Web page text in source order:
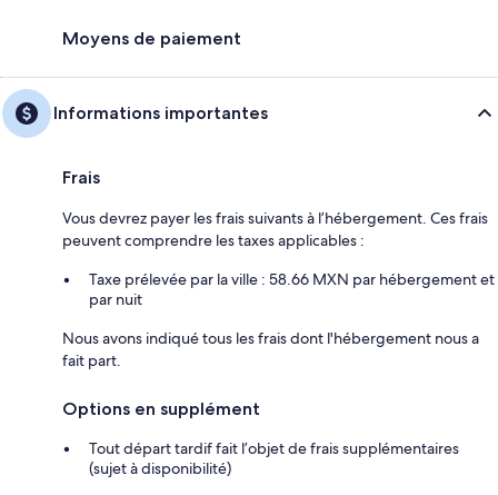
Moyens de paiement
Informations importantes
Frais
Vous devrez payer les frais suivants à l’hébergement. Ces frais
peuvent comprendre les taxes applicables :
Taxe prélevée par la ville : 58.66 MXN par hébergement et
par nuit
Nous avons indiqué tous les frais dont l'hébergement nous a
fait part.
Options en supplément
Tout départ tardif fait l’objet de frais supplémentaires
(sujet à disponibilité)